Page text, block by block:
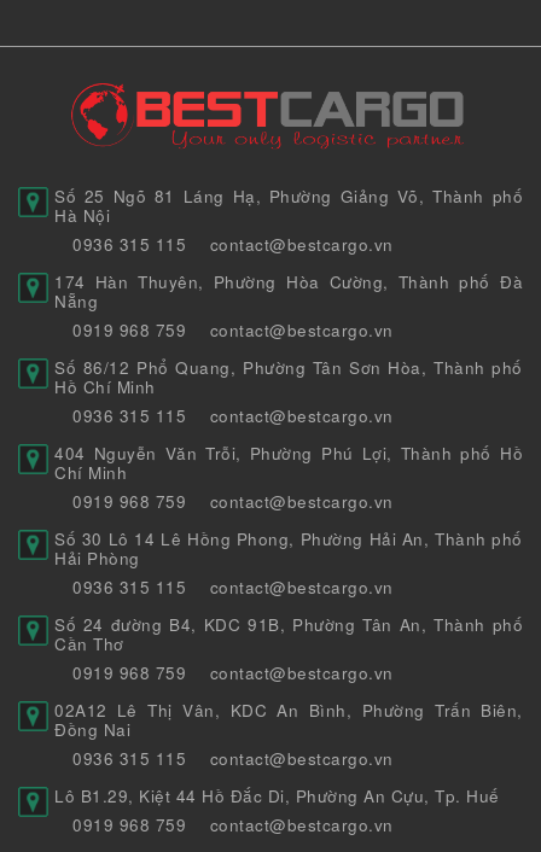
Số 25 Ngõ 81 Láng Hạ, Phường Giảng Võ, Thành phố
Hà Nội
0936 315 115
contact@bestcargo.vn
174 Hàn Thuyên, Phường Hòa Cường, Thành phố Đà
Nẵng
0919 968 759
contact@bestcargo.vn
Số 86/12 Phổ Quang, Phường Tân Sơn Hòa, Thành phố
Hồ Chí Minh
0936 315 115
contact@bestcargo.vn
404 Nguyễn Văn Trỗi, Phường Phú Lợi, Thành phố Hồ
Chí Minh
0919 968 759
contact@bestcargo.vn
Số 30 Lô 14 Lê Hồng Phong, Phường Hải An, Thành phố
Hải Phòng
0936 315 115
contact@bestcargo.vn
Số 24 đường B4, KDC 91B, Phường Tân An, Thành phố
Cần Thơ
0919 968 759
contact@bestcargo.vn
02A12 Lê Thị Vân, KDC An Bình, Phường Trấn Biên,
Đồng Nai
0936 315 115
contact@bestcargo.vn
Lô B1.29, Kiệt 44 Hồ Đắc Di, Phường An Cựu, Tp. Huế
0919 968 759
contact@bestcargo.vn